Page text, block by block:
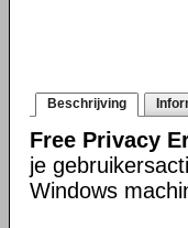
Beschrijving
Free Privacy
je
Windows